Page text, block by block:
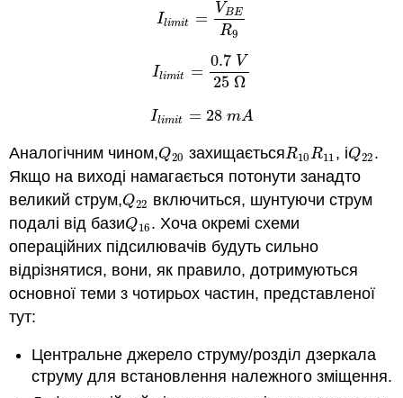
Ilimit =
VBE
R9
Ilimit =V BER9
Ilimit =
0.7 V
25 Ω
Ilimit =0.7 V25
Ilimit = 28 mA
Ilimi =28 mA
Аналогічним чином,Q20
Q20захищаєтьсяR10
R10R11
R11, іQ22
Q22.
Якщо на виході намагається потонути занадто
великий струм,Q22
Q22 включиться, шунтуючи струм
подалі від базиQ16
Q16. Хоча окремі схеми
операційних підсилювачів будуть сильно
відрізнятися, вони, як правило, дотримуються
основної теми з чотирьох частин, представленої
тут:
Центральне джерело струму/розділ дзеркала
струму для встановлення належного зміщення.